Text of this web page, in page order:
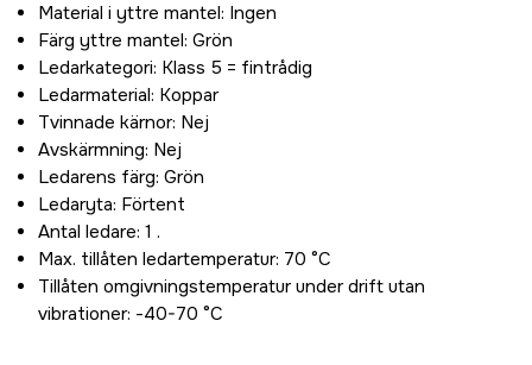
Material i yttre mantel: Ingen
Färg yttre mantel: Grön
Ledarkategori: Klass 5 = fintrådig
Ledarmaterial: Koppar
Tvinnade kärnor: Nej
Avskärmning: Nej
Ledarens färg: Grön
Ledaryta: Förtent
Antal ledare: 1 .
Max. tillåten ledartemperatur: 70 °C
Tillåten omgivningstemperatur under drift utan
vibrationer: -40-70 °C